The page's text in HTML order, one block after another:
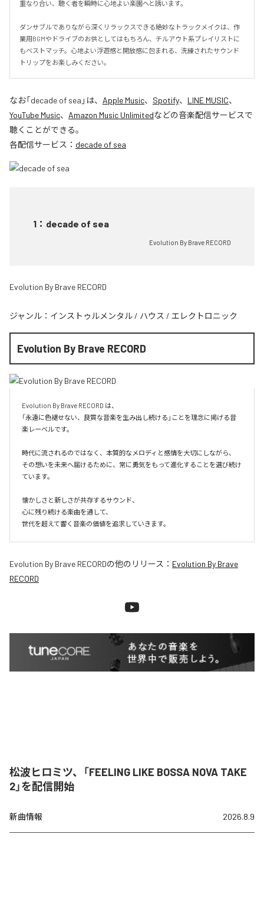
重なり合い、聴く者を瞬時に心地よい楽園へと誘います。
ダンサブルでありながら深くリラックスできる絶妙なトラックメイクは、作
業用BGMやドライブのお供としてはもちろん、チルアウト系プレイリストに
もベストマッチ。心地よい浮遊感と開放感に包まれる、洗練されたサウンド
トリップをお楽しみください。
なお「decade of sea 」は、 Apple Music、 Spotify、 LINE MUSIC、
YouTube Music、 Amazon Music Unlimitedなどの音楽配信サービスで
聴くことができる。
各配信サービス： decade of sea
1 ： decade of sea
Evolution By Brave RECORD
Evolution By Brave RECORD
ジャンル： インストゥルメンタル / ハウス / エレクトロニック
Evolution By Brave RECORD
Evolution By Brave RECORD は、
「永遠に色褪せない、良質な音楽を生み出し続ける」ことを理念に掲げる音
楽レーベルです。
時代に流されるのではなく、本質的なメロディと感情を大切にしながら、
その想いを未来へ届けるために、常に勇気をもって進化することを選び続け
ています。
懐かしさと新しさが共存するサウンド、
心に残り続ける楽曲を通して、
世代を超えて響く音楽の価値を追求していきます。
Evolution By Brave RECORDの他のリリース： Evolution By Brave
RECORD
松波ヒロミツ、「FEELING LIKE BOSSA NOVA TAKE
2」を配信開始
新曲情報 2026.8.9